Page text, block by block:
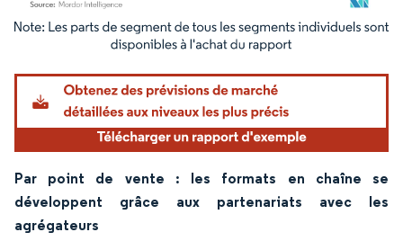
Image © Mordor Intelligence. La réutilisation nécessite une attribution sous CC BY
Par point de vente : les formats en chaîne se
développent grâce aux partenariats avec les
agrégateurs